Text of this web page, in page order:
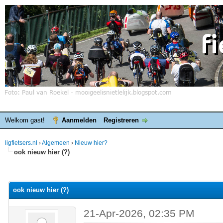
Welkom gast! Aanmelden Registreren
ligfietsers.nl ›Algemeen › Nieuw hier?
ook nieuw hier (?)
ook nieuw hier (?)
21-Apr-2026, 02:35 PM